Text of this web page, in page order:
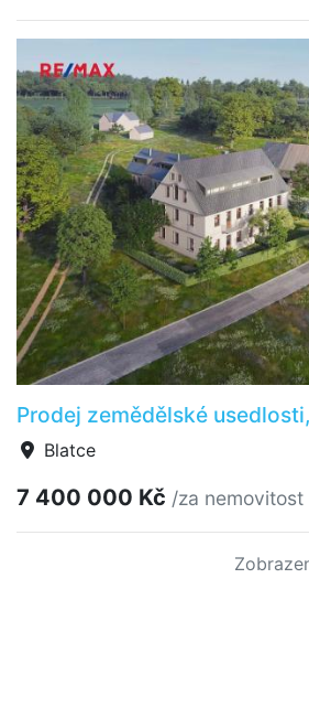
Prodej zemědělské
Blatce
7 400 000 Kč /za nemovitost